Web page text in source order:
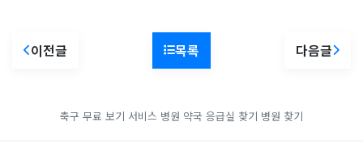
이전글 목록 다음글
축구 무료 보기 서비스 병원 약국 응급실 찾기 병원 찾기